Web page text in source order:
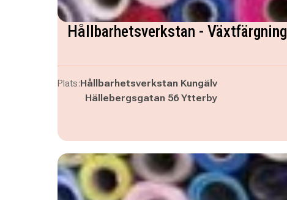
Hållbarhetsverkstan - Växtfärgning
Plats:Hållbarhetsverkstan Kungälv
Hällebergsgatan 56 Ytterby